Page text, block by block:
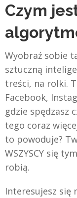
Czym
Wyobraź sobie
sztuczną
treści, na rolki.
Facebook,
gdzie spędzasz
tego coraz
to powoduje?
WSZYSCY się
robią.
Interesujesz się